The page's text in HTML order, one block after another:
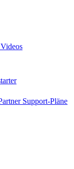
Videos
Support-Pläne